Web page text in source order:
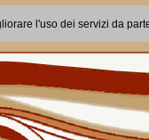
l'uso dei servizi da